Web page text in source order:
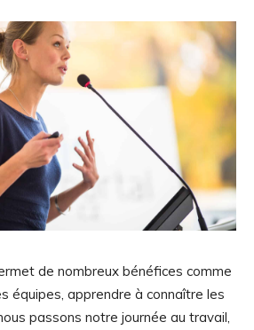
de nombreux bénéfices comme
équipes, apprendre à connaître les
passons notre journée au travail,